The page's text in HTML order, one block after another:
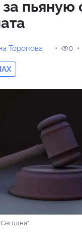
пьяную
Торопова 0